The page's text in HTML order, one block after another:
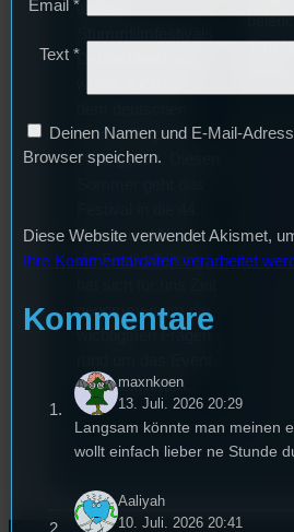
älteste
Deutschland und
Stummfilmpreis
2022 gekürt. Diesen
Runde und Nicole,
die Festivalleitung,
genommen um die
wichtigsten Fragen
zu beantworten.
Tom
Email *
Text *
Deinen Namen und E-Mail-
Browser speichern.
Diese Website verwendet Akismet,
Ihre Kommentardaten verarbeitet
Kommentare
maxnkoen
13. Juli. 2026 20:29
Langsam könnte man meinen
wollt einfach lieber ne Stunde
Aaliyah
10. Juli. 2026 20:41